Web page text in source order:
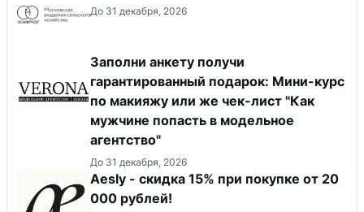
До 31 декабря, 2026
Заполни анкету получи
гарантированный подарок: Мини-курс
по макияжу или же чек-лист "Как
мужчине попасть в модельное
агентство"
До 31 декабря, 2026
Aesly - скидка 15% при покупке от 20
000 рублей!